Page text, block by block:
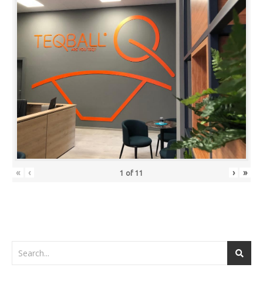
« ‹ 1 of 11 › »